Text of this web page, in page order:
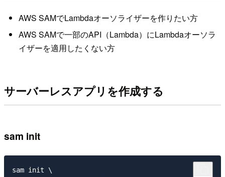
AWS SAMでLambdaオーソライザーを作りたい方
AWS SAMで一部のAPI（Lambda）にLambdaオーソラ
イザーを適用したくない方
サーバーレスアプリを作成する
sam init
sam init \